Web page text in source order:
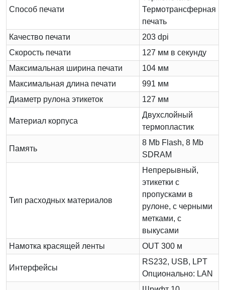
Способ печати
Термотрансферная
печать
Качество печати
203 dpi
Скорость печати
127 мм в секунду
Максимальная ширина печати
104 мм
Максимальная длина печати
991 мм
Диаметр рулона этикеток
127 мм
Материал корпуса
Двухслойный
термопластик
Память
8 Mb Flash, 8 Mb
SDRAM
Тип расходных материалов
Непрерывный,
этикетки с
пропусками в
рулоне, с черными
метками, с
выкусами
Намотка красящей ленты
OUT 300 м
Интерфейсы
RS232, USB, LPT
Опционально: LAN